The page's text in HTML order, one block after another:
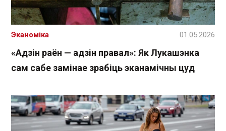
«Адзін раён — адзін правал»: Як Лукашэнка
сам сабе замінае зрабіць эканамічны цуд
Эканоміка 01.05.2026